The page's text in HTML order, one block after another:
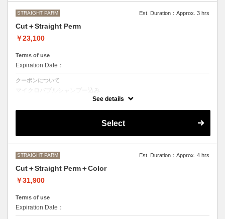
STRAIGHT PARM Est. Duration：Approx. 3 hrs
Cut＋Straight Perm
￥23,100
Terms of use
Expiration Date：
クーポンについて
マイクロバブルシャンプー込み
カット＋ストレートパーマ、縮毛矯正、ボリュームダウン
で、ご来店いただいた際にご相談させて頂きます。
●髪の長さにより別途ロング料金を頂戴いたします。
See details
Select
STRAIGHT PARM Est. Duration：Approx. 4 hrs
Cut＋Straight Perm＋Color
￥31,900
Terms of use
Expiration Date：